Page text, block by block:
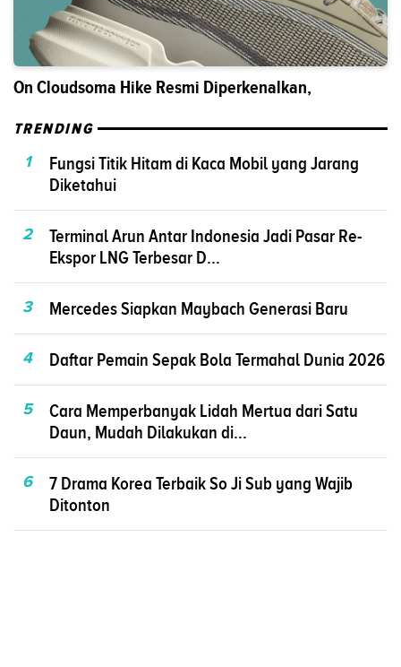
On Cloudsoma Hike Resmi Diperkenalkan,
TRENDING
1
Fungsi Titik Hitam di Kaca Mobil yang Jarang
Diketahui
2
Terminal Arun Antar Indonesia Jadi Pasar Re-
Ekspor LNG Terbesar D...
3 Mercedes Siapkan Maybach Generasi Baru
4 Daftar Pemain Sepak Bola Termahal Dunia 2026
5
Cara Memperbanyak Lidah Mertua dari Satu
Daun, Mudah Dilakukan di...
6
7 Drama Korea Terbaik So Ji Sub yang Wajib
Ditonton